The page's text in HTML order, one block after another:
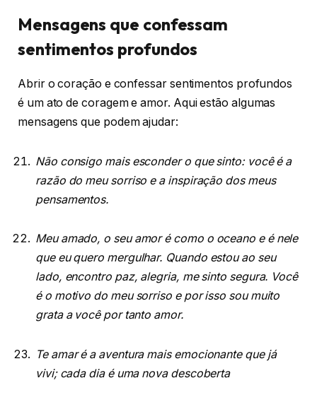
Mensagens que confessam
sentimentos profundos
Abrir o coração e confessar sentimentos profundos
é um ato de coragem e amor. Aqui estão algumas
mensagens que podem ajudar:
Não consigo mais esconder o que sinto: você é a
razão do meu sorriso e a inspiração dos meus
pensamentos.
Meu amado, o seu amor é como o oceano e é nele
que eu quero mergulhar. Quando estou ao seu
lado, encontro paz, alegria, me sinto segura. Você
é o motivo do meu sorriso e por isso sou muito
grata a você por tanto amor.
Te amar é a aventura mais emocionante que já
vivi; cada dia é uma nova descoberta